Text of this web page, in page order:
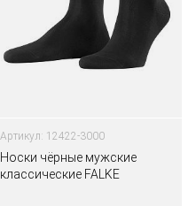
Артикул: 12422-3000
Носки чёрные мужские
классические FALKE